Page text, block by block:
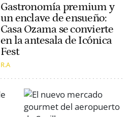
Gastronomía premium y
un enclave de ensueño:
Casa Ozama se convierte
en la antesala de Icónica
Fest
R.A